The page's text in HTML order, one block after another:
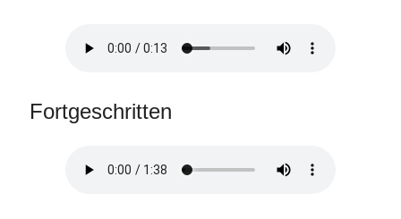
Fortgeschritten